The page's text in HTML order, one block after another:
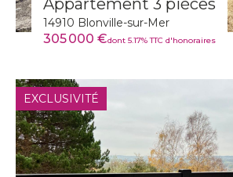
Appartement 3 pièces
14910 Blonville-sur-Mer
305 000 €dont 5.17% TTC d'honoraires
EXCLUSIVITÉ